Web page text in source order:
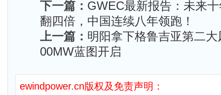
下一篇： GWEC最新报告：未来
翻四倍，中国连续八年领跑！
上一篇： 明阳拿下格鲁吉亚第二
00MW蓝图开启
ewindpower.cn版权及免责声明：